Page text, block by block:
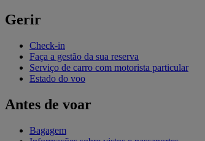
Gerir
Check-in
Faça a gestão da sua reserva
Serviço de carro com motorista particular
Estado do voo
Antes de voar
Bagagem